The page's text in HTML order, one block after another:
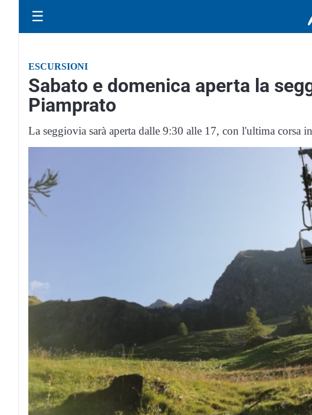
☰
ESCURSIONI
Sabato e domenica aperta la
Piamprato
La seggiovia sarà aperta dalle 9:30 alle 17, con l'ultima corsa